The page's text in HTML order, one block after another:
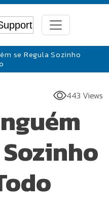
se Regula Sozinho
443 Views